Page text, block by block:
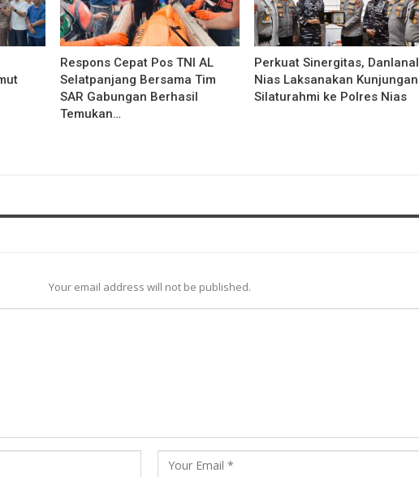
Respons Cepat Pos TNI AL
Selatpanjang Bersama Tim
SAR Gabungan Berhasil
Temukan…
Perkuat Sinergitas, Danlanal
Nias Laksanakan Kunjungan
Silaturahmi ke Polres Nias
Your email address will not be published.